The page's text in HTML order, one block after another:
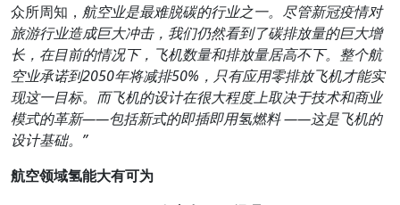
众所周知， 航空业是最难脱碳的行业之一。尽管新冠疫情对
旅游行业造成巨大冲击，我们仍然看到了碳排放量的巨大增
长，在目前的情况下，飞机数量和排放量居高不下。整个航
空业承诺到2050年将减排50% ，只有应用零排放飞机才能实
现这一目标。而飞机的设计在很大程度上取决于技术和商业
模式的革新——包括新式的即插即用氢燃料 ——这是飞机的
设计基础。”
航空领域氢能大有可为